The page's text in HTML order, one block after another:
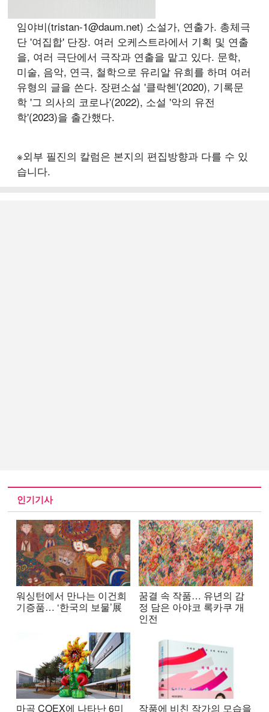
임야비(tristan-1@daum.net) 소설가, 연출가. 총체극
단 '여집합' 단장. 여러 오케스트라에서 기획 및 연출
을, 여러 극단에서 극작과 연출을 맡고 있다. 문학,
미술, 음악, 연극, 철학으로 유리알 유희를 하며 여러
유형의 글을 쓴다. 장편소설 '클락헨'(2020), 기록문
학 '그 의사의 코로나'(2022), 소설 '악의 유전
학'(2023)을 출간했다.
※외부 필진의 칼럼은 본지의 편집방향과 다를 수 있
습니다.
인기기사
워싱턴에서 만나는 이건희
기증품… ‘한국의 보물’展
꿈결 속 작품… 유년의 감
정 담은 아야코 록카쿠 개
인전
마곡 COEX에 나타난 6미 작품에 비친 작가의 모습을